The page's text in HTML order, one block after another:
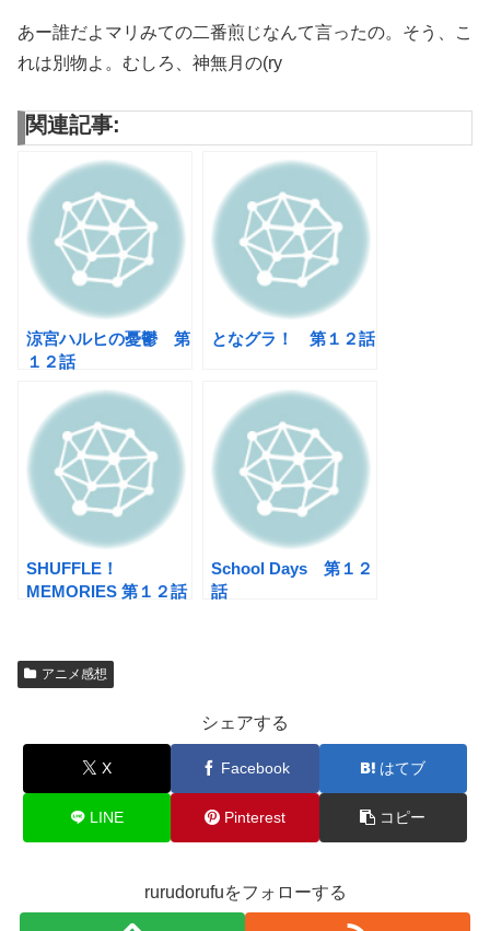
あー誰だよマリみての二番煎じなんて言ったの。そう、こ
れは別物よ。むしろ、神無月の(ry
関連記事:
涼宮ハルヒの憂鬱 第
１２話
となグラ！ 第１２話
SHUFFLE！
MEMORIES 第１２話
School Days 第１２
話
アニメ感想
シェアする
X Facebook はてブ
LINE Pinterest コピー
rurudorufuをフォローする